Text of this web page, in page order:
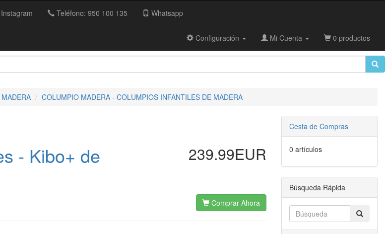
Instagram Teléfono: 950 100 135 Whatsapp
Configuración Mi Cuenta 0 productos
COLUMPIO MADERA - COLUMPIOS INFANTILES DE MADERA
- Kibo+ de 239.99EUR
Comprar Ahora
Cesta de Compras
0 artículos
Búsqueda Rápida